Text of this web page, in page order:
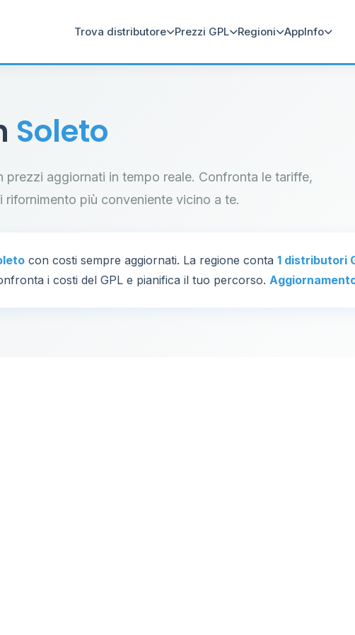
Trova distributore Prezzi GPL Regioni AppInfo
Soleto
aggiornati in tempo reale. Confronta le tariffe,
più conveniente vicino a te.
con costi sempre aggiornati. La regione conta 1 distributori
i costi del GPL e pianifica il tuo percorso.